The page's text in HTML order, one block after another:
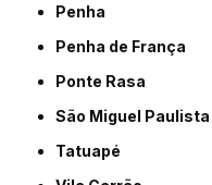
Penha
Penha de França
Ponte Rasa
São Miguel Paulista
Tatuapé